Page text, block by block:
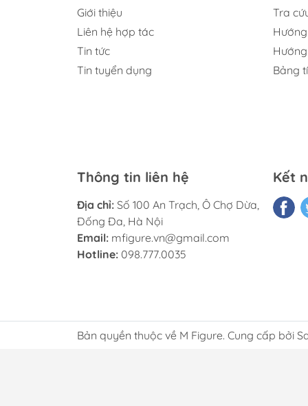
Giới thiệu
Liên hệ hợp tác
Tin tức
Tin tuyển dụng
Tra
Bảng
Thông tin liên hệ
Địa chỉ: Số 100 An Trạch, Ô Chợ Dừa,
Đống Đa, Hà Nội
Email: mfigure.vn@gmail.com
Hotline: 098.777.0035
Kết
Bản quyền thuộc về M Figure. Cung cấp bởi